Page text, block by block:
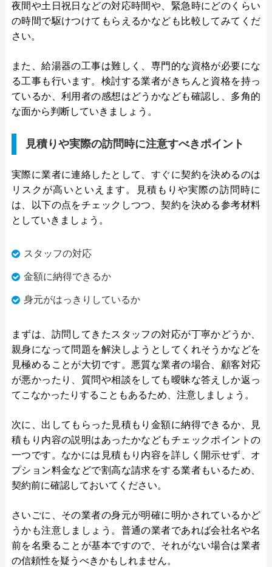
夜間や土日祝日などの対応時間や、緊急時にどのくらい
の時間で駆けつけてもらえるかなども比較してみてくだ
さい。
また、給湯器の工事は難しく、専門的な資格が必要にな
る工事も行います。検討する業者がきちんと資格を持っ
ているか、利用者の感想はどうかなども確認し、多角的
な面から判断していきましょう。
見積りや実際の訪問時に注意すべきポイント
実際に業者に連絡したとして、すぐに契約を決めるのは
リスクが高いといえます。見積もりや実際の訪問時に
は、以下の点をチェックしつつ、契約を決める参考材料
としていきましょう。
スタッフの対応
金額に納得できるか
身元がはっきりしているか
まずは、訪問してきたスタッフの対応が丁寧かどうか、
親身になって問題を解決しようとしてくれそうかなどを
見極めることが大切です。悪質な業者の場合、顧客対応
が悪かったり、質問や相談をしても曖昧な答えしか返っ
てこなかったりすることもあるため、注意しましょう。
次に、出してもらった見積もり金額に納得できるか、見
積もり内容の説明はあったかなどもチェックポイントの
一つです。なかには見積もり内容を詳しく開示せず、オ
プション料金などで割高な請求をする業者もいるため、
契約前に確認しておいてください。
さいごに、その業者の身元が明確に明かされているかど
うかも注意しましょう。普通の業者であれば会社名や名
前を名乗ることが基本ですので、それがない場合は業者
の信頼性を疑うべきかもしれません。